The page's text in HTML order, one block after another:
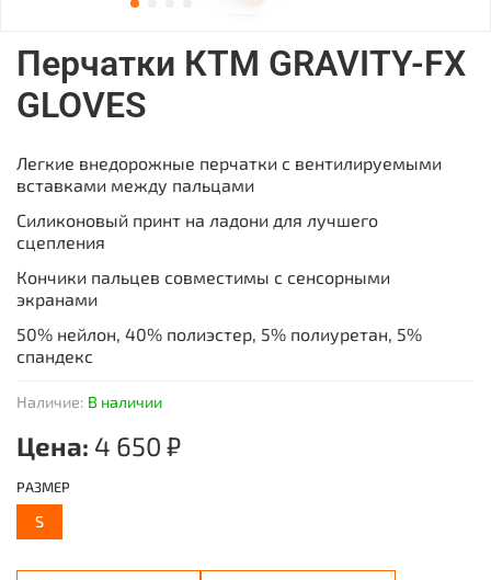
Наличие: В наличии
Перчатки КТМ GRAVITY-FX
GLOVES
Цена: 4 650 ₽
РАЗМЕР
S
Легкие внедорожные перчатки с вентилируемыми
вставками между пальцами
Силиконовый принт на ладони для лучшего
сцепления
Кончики пальцев совместимы с сенсорными
экранами
50% нейлон, 40% полиэстер, 5% полиуретан, 5%
спандекс